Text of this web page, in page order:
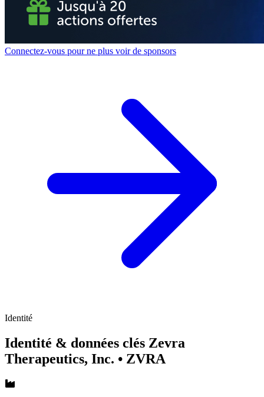
Connectez-vous pour ne plus voir de sponsors
Identité
Identité & données clés Zevra
Therapeutics, Inc. • ZVRA